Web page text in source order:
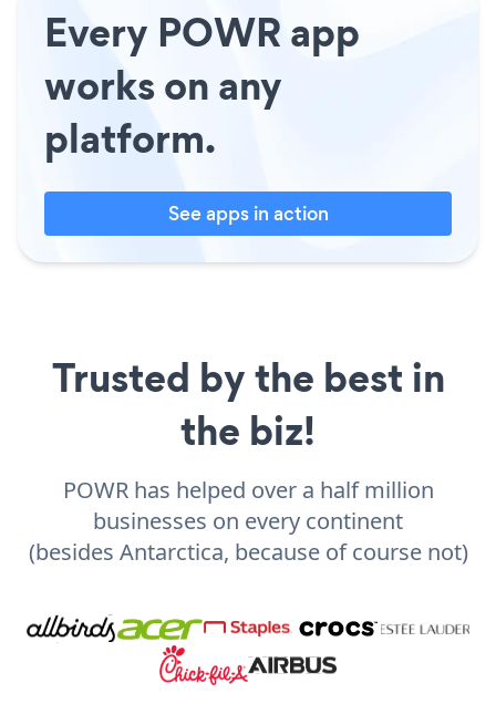
Every POWR app
works on any
platform.
See apps in action
Trusted by the best in
the biz!
POWR has helped over a half million
businesses on every continent
(besides Antarctica, because of course not)